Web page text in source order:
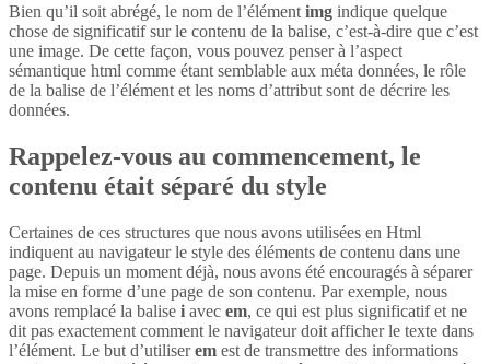
Bien qu’il soit abrégé, le nom de l’élément img indique quelque
chose de significatif sur le contenu de la balise, c’est-à-dire que c’est
une image. De cette façon, vous pouvez penser à l’aspect
sémantique html comme étant semblable aux méta données, le rôle
de la balise de l’élément et les noms d’attribut sont de décrire les
données.
Rappelez-vous au commencement, le
contenu était séparé du style
Certaines de ces structures que nous avons utilisées en Html
indiquent au navigateur le style des éléments de contenu dans une
page. Depuis un moment déjà, nous avons été encouragés à séparer
la mise en forme d’une page de son contenu. Par exemple, nous
avons remplacé la balise i avec em, ce qui est plus significatif et ne
dit pas exactement comment le navigateur doit afficher le texte dans
l’élément. Le but d’utiliserem est de transmettre des informations